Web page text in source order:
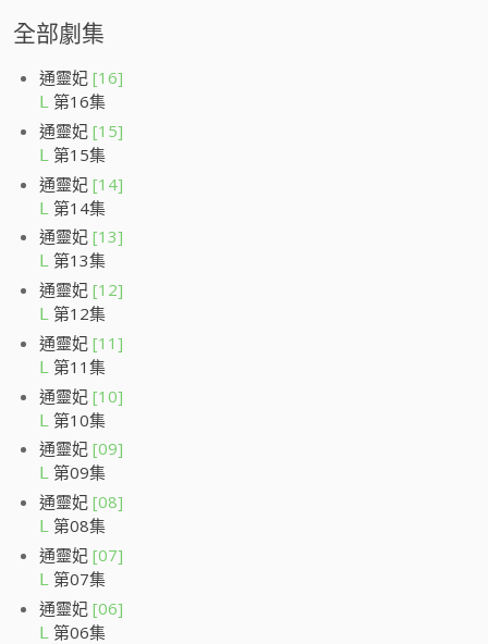
全部劇集
通靈妃 [16]
L 第16集
通靈妃 [15]
L 第15集
通靈妃 [14]
L 第14集
通靈妃 [13]
L 第13集
通靈妃 [12]
L 第12集
通靈妃 [11]
L 第11集
通靈妃 [10]
L 第10集
通靈妃 [09]
L 第09集
通靈妃 [08]
L 第08集
通靈妃 [07]
L 第07集
通靈妃 [06]
L 第06集